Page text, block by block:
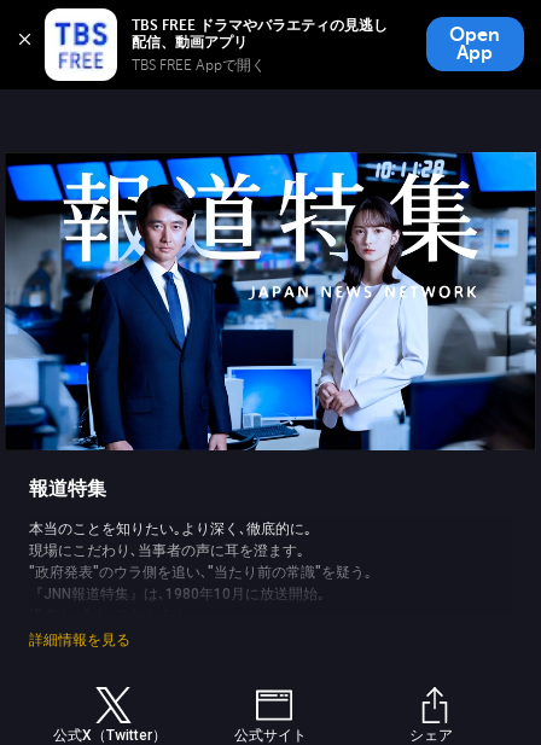
TBS FREE ドラマやバラエティの見逃し
TBS FREE Appで開く
Open
App
TBS FREE
無料見逃し配信
報道特集
本当のことを知りたい｡より深く､徹底的に｡
現場にこだわり､当事者の声に耳を澄ます｡
"政府発表"のウラ側を追い､"当たり前の常識"を疑う｡
『JNN報道特集』は､1980年10月に放送開始｡
激動する時代と､向き合い続けます｡
詳細情報を見る
公式X（Twitter） 公式サイト シェア